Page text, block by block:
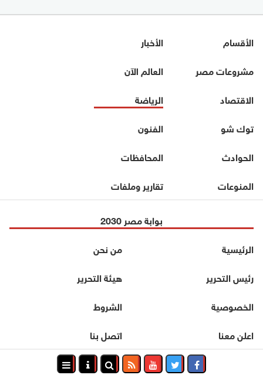
الأقسام
الأخبار
مشروعات مصر
العالم الآن
الاقتصاد
الرياضة
توك شو
الفنون
الحوادث
المحافظات
المنوعات
تقارير وملفات
بوابة مصر 2030
الرئيسية
من نحن
رئيس التحرير
هيئة التحرير
الخصوصية
الشروط
اعلن معنا
اتصل بنا